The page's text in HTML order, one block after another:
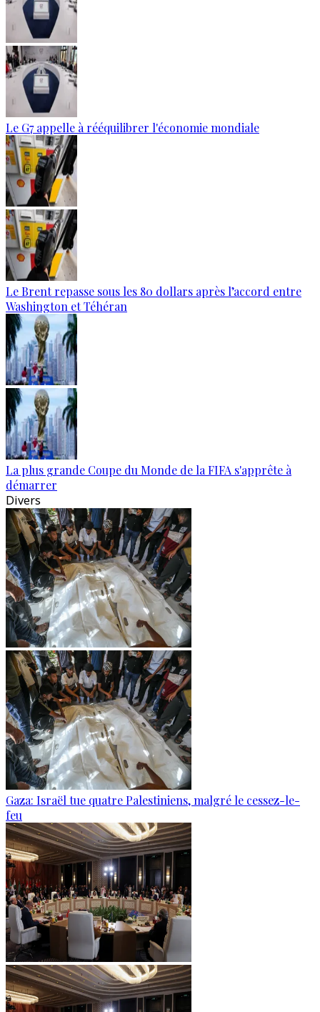
Le G7 appelle à rééquilibrer l'économie mondiale
Le Brent repasse sous les 80 dollars après l’accord entre
Washington et Téhéran
La plus grande Coupe du Monde de la FIFA s'apprête à
démarrer
Divers
Gaza: Israël tue quatre Palestiniens, malgré le cessez-le-
feu